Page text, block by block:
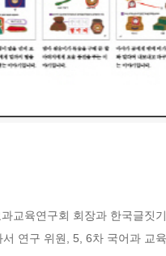
교육연구회 회장과 한국글짓
연구 위원, 5, 6차 국어과 교